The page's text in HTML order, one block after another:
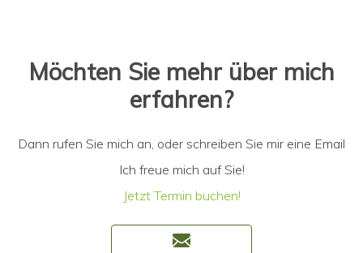
Möchten Sie mehr über mich
erfahren?
Dann rufen Sie mich an, oder schreiben Sie mir eine Email
Ich freue mich auf Sie!
Jetzt Termin buchen!